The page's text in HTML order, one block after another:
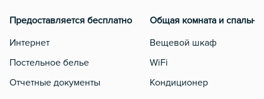
Предоставляется бесплатно
Интернет
Постельное белье
Отчетные документы
Общая комната и спальня
Вещевой шкаф
WiFi
Кондиционер